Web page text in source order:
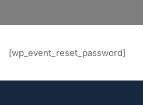
[wp_event_reset_password]